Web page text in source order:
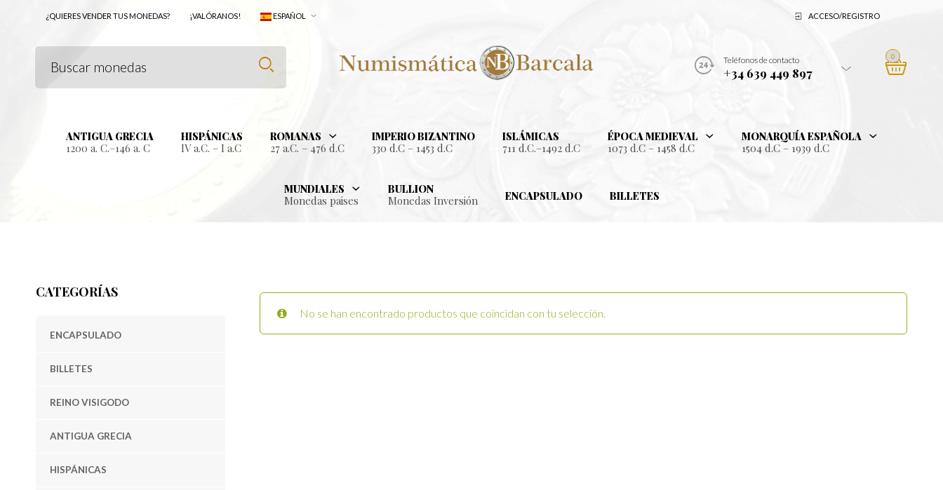
¿QUIERES VENDER TUS MONEDAS? ¡VALÓRANOS! ESPAÑOL ACCESO/REGISTRO
Teléfonos de contacto
+34 639 449 897
0
ANTIGUA GRECIA
1200 a. C.–146 a. C
HISPÁNICAS
IV a.C. – I a.C
ROMANAS
27 a.C. – 476 d.C
IMPERIO BIZANTINO
330 d.C – 1453 d.C
ISLÁMICAS
711 d.C.–1492 d.C
ÉPOCA MEDIEVAL
1073 d.C – 1458 d.C
MONARQUÍA ESPAÑOLA
1504 d.C – 1939 d.C
MUNDIALES
Monedas paises
BULLION
Monedas Inversión ENCAPSULADO BILLETES
CATEGORÍAS
ENCAPSULADO
BILLETES
REINO VISIGODO
ANTIGUA GRECIA
HISPÁNICAS
No se han encontrado productos que coincidan con tu selección.